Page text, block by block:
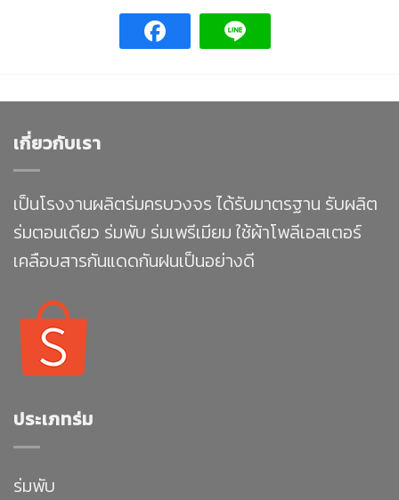
เกี่ยวกับเรา
เป็นโรงงานผลิตร่มครบวงจร ได้รับมาตรฐาน รับผลิต
ร่มตอนเดียว ร่มพับ ร่มเพรีเมียม ใช้ผ้าโพลีเอสเตอร์
เคลือบสารกันแดดกันฝนเป็นอย่างดี
ประเภทร่ม
ร่มพับ